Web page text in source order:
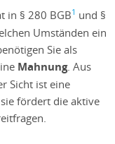
in § 280 BGB1 und §
Umständen ein
Sie als
Mahnung. Aus
Sicht ist eine
fördert die aktive